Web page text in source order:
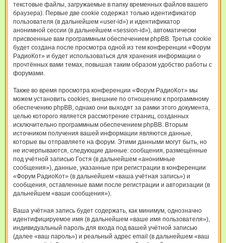
текстовые файлы, загружаемые в папку временных файлов вашего
браузера). Первые две cookie содержат только идентификатор
пользователя (в дальнейшем «user-id») и идентификатор
анонимной сессии (в дальнейшем «session-id»), автоматически
присвоенные вам программным обеспечением phpBB. Третья cookie
будет создана после просмотра одной из тем конференции «Форум
РадиоКот» и будет использоваться для хранения информации о
прочтённых вами темах, повышая таким образом удобство работы с
форумами.
Также во время просмотра конференции «Форум РадиоКот» мы
можем установить cookies, внешние по отношению к программному
обеспечению phpBB, однако они выходят за рамки этого документа,
целью которого является рассмотрение страниц, созданных
исключительно программным обеспечением phpBB. Вторым
источником получения вашей информации являются данные,
которые вы отправляете на форум. Этими данными могут быть, но
не исчерпываются, следующие данные: сообщения, размещённые
под учётной записью Гостя (в дальнейшем «анонимные
сообщения»), данные, указанные при регистрации в конференции
«Форум РадиоКот» (в дальнейшем «ваша учётная запись») и
сообщения, оставленные вами после регистрации и авторизации (в
дальнейшем «ваши сообщения»).
Ваша учётная запись будет содержать, как минимум, однозначно
идентифицируемое имя (в дальнейшем «ваше имя пользователя»),
индивидуальный пароль для входа под вашей учётной записью
(далее «ваш пароль») и реальный адрес email (в дальнейшем «ваш